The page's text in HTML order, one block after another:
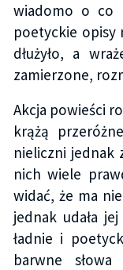
wiadomo o co
poetyckie opisy
dłużyło, a
zamierzone,
Akcja powieści
krążą
nieliczni jednak
nich wiele
widać, że ma
jednak udała
ładnie i
barwne